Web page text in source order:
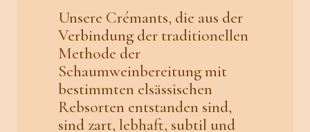
Unsere Crémants, die aus der
Verbindung der traditionellen
Methode der
Schaumweinbereitung mit
bestimmten elsässischen
Rebsorten entstanden sind,
sind zart, lebhaft, subtil und